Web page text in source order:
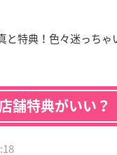
と特典！色々迷っちゃ
舗特典がいい？